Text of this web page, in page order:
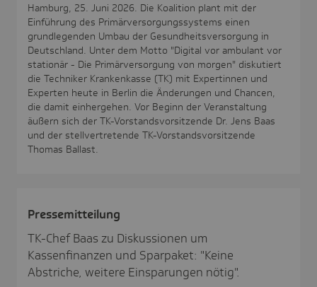
Hamburg, 25. Juni 2026. Die Koalition plant mit der
Einführung des Primärversorgungssystems einen
grundlegenden Umbau der Gesundheitsversorgung in
Deutschland. Unter dem Motto "Digital vor ambulant vor
stationär - Die Primärversorgung von morgen" diskutiert
die Techniker Krankenkasse (TK) mit Expertinnen und
Experten heute in Berlin die Änderungen und Chancen,
die damit einhergehen. Vor Beginn der Veranstaltung
äußern sich der TK-Vorstandsvorsitzende Dr. Jens Baas
und der stellvertretende TK-Vorstandsvorsitzende
Thomas Ballast.
Pres­se­mit­tei­lung
TK-Chef Baas zu Diskussionen um
Kassenfinanzen und Sparpaket: "Keine
Abstriche, weitere Einsparungen nötig".